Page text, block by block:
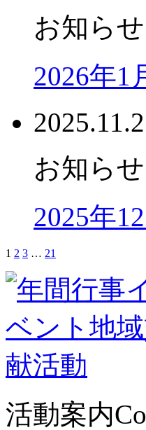
お知らせ
2026年1
お知らせ
2025年
1 2 3 … 21
活動案内